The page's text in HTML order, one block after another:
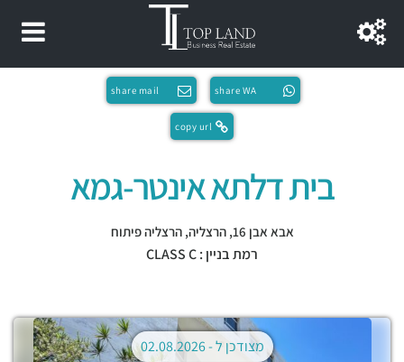
share WA
share mail
copy url
בית דלתא אינטר-גמא
אבא אבן 16, הרצליה,הרצליה פיתוח
רמת בניין : CLASS C
מצודכן ל -02.08.2026